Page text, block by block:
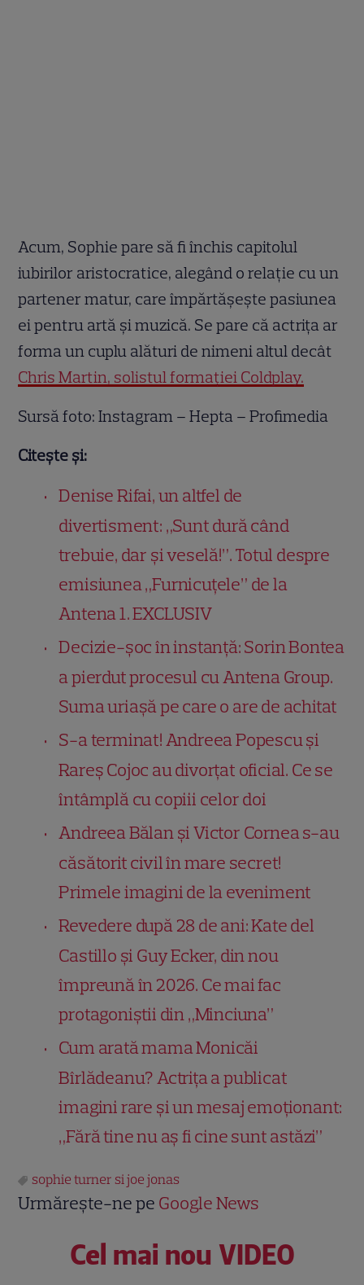
Acum, Sophie pare să fi închis capitolul
iubirilor aristocratice, alegând o relație cu un
partener matur, care împărtășește pasiunea
ei pentru artă și muzică. Se pare că actrița ar
forma un cuplu alături de nimeni altul decât
Chris Martin, solistul formației Coldplay.
Sursă foto: Instagram – Hepta – Profimedia
Citește și:
Denise Rifai, un altfel de
divertisment: „Sunt dură când
trebuie, dar și veselă!”. Totul despre
emisiunea „Furnicuțele” de la
Antena 1. EXCLUSIV
Decizie-șoc în instanță: Sorin Bontea
a pierdut procesul cu Antena Group.
Suma uriașă pe care o are de achitat
S-a terminat! Andreea Popescu și
Rareș Cojoc au divorțat oficial. Ce se
întâmplă cu copiii celor doi
Andreea Bălan și Victor Cornea s-au
căsătorit civil în mare secret!
Primele imagini de la eveniment
Revedere după 28 de ani: Kate del
Castillo și Guy Ecker, din nou
împreună în 2026. Ce mai fac
protagoniștii din „Minciuna”
Cum arată mama Monicăi
Bîrlădeanu? Actrița a publicat
imagini rare și un mesaj emoționant:
„Fără tine nu aș fi cine sunt astăzi”
sophie turner si joe jonas
Urmărește-ne pe Google News
Cel mai nou VIDEO